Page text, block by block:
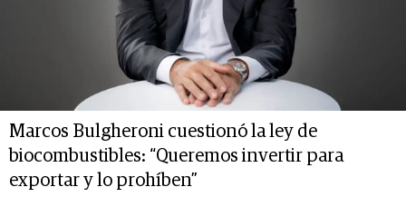
Marcos Bulgheroni cuestionó la ley de
biocombustibles: “Queremos invertir para
exportar y lo prohíben”